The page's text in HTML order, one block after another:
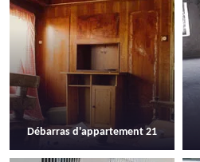
Débarras d'appartement 21